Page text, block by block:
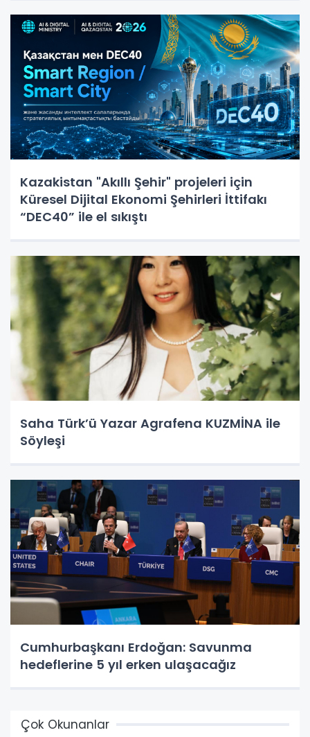
Kazakistan "Akıllı Şehir" projeleri için
Küresel Dijital Ekonomi Şehirleri İttifakı
“DEC40” ile el sıkıştı
Saha Türk’ü Yazar Agrafena KUZMİNA ile
Söyleşi
Cumhurbaşkanı Erdoğan: Savunma
hedeflerine 5 yıl erken ulaşacağız
Çok Okunanlar